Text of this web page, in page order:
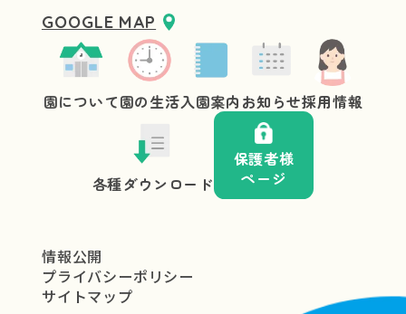
GOOGLE MAP
園について園の生活入園案内 お知らせ採用情報
各種ダウンロード
保護者様
ページ
情報公開
プライバシーポリシー
サイトマップ